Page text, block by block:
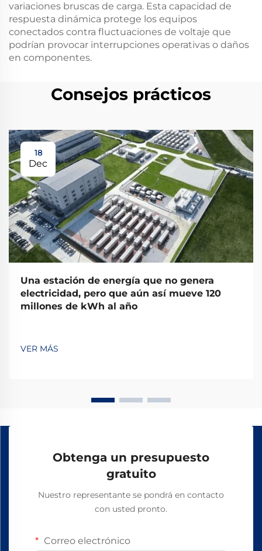
variaciones bruscas de carga. Esta capacidad de
respuesta dinámica protege los equipos
conectados contra fluctuaciones de voltaje que
podrían provocar interrupciones operativas o daños
en componentes.
Consejos prácticos
18
Dec
Una estación de energía que no genera
electricidad, pero que aún así mueve 120
millones de kWh al año
VER MÁS
Obtenga un presupuesto
gratuito
Nuestro representante se pondrá en contacto
con usted pronto.
Correo electrónico